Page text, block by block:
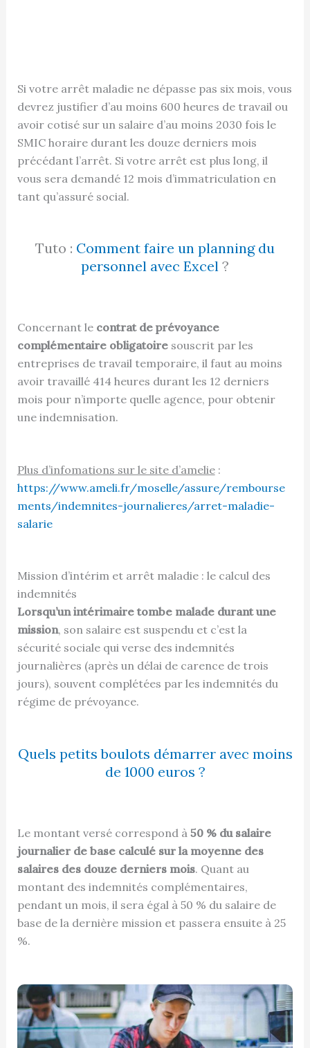
Si votre arrêt maladie ne dépasse pas six mois, vous
devrez justifier d’au moins 600 heures de travail ou
avoir cotisé sur un salaire d’au moins 2030 fois le
SMIC horaire durant les douze derniers mois
précédant l’arrêt. Si votre arrêt est plus long, il
vous sera demandé 12 mois d’immatriculation en
tant qu’assuré social.
Tuto : Comment faire un planning du
personnel avec Excel ?
Concernant le contrat de prévoyance
complémentaire obligatoiresouscrit par les
entreprises de travail temporaire, il faut au moins
avoir travaillé 414 heures durant les 12 derniers
mois pour n’importe quelle agence, pour obtenir
une indemnisation.
Plus d’infomations sur le site d’amelie:
https://www.ameli.fr/moselle/assure/rembourse
ments/indemnites-journalieres/arret-maladie-
salarie
Mission d’intérim et arrêt maladie : le calcul des
indemnités
Lorsqu’un intérimaire tombe malade durant une
mission, son salaire est suspendu et c’est la
sécurité sociale qui verse des indemnités
journalières (après un délai de carence de trois
jours), souvent complétées par les indemnités du
régime de prévoyance.
Quels petits boulots démarrer avec moins
de 1000 euros ?
Le montant versé correspond à 50 % du salaire
journalier de base calculé sur la moyenne des
salaires des douze derniers mois. Quant au
montant des indemnités complémentaires,
pendant un mois, il sera égal à 50 % du salaire de
base de la dernière mission et passera ensuite à 25
%.